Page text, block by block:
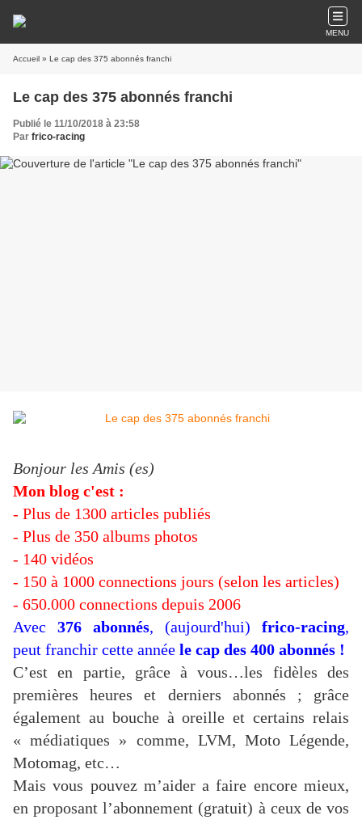
MENU
Accueil » Le cap des 375 abonnés franchi
Le cap des 375 abonnés franchi
Publié le 11/10/2018 à 23:58
Par frico-racing
Bonjour les Amis (es)
Mon blog c'est :
- Plus de 1300 articles publiés
- Plus de 350 albums photos
- 140 vidéos
- 150 à 1000 connections jours (selon les articles)
- 650.000 connections depuis 2006
Avec 376 abonnés, (aujourd'hui) frico-racing,
peut franchir cette année le cap des 400 abonnés !
C’est en partie, grâce à vous…les fidèles des
premières heures et derniers abonnés ; grâce
également au bouche à oreille et certains relais
« médiatiques » comme, LVM, Moto Légende,
Motomag, etc…
Mais vous pouvez m’aider a faire encore mieux,
en proposant l’abonnement (gratuit) à ceux de vos